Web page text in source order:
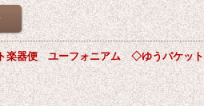
器便 ユーフォニアム ◇ゆうパケット